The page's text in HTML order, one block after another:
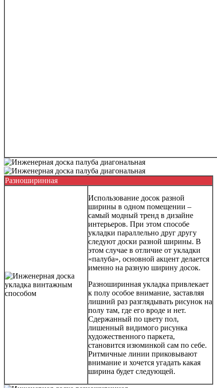
Разноширинная
Использование досок разной
ширины в одном помещении –
самый модный тренд в дизайне
интерьеров. При этом способе
укладки параллельно друг другу
следуют доски разной ширины. В
этом случае в отличие от укладки
«палуба», основной акцент делается
именно на разную ширину досок.
Разноширинная укладка привлекает
к полу особое внимание, заставляя
лишний раз разглядывать рисунок на
полу там, где его вроде и нет.
Сдержанный по цвету пол,
лишенный видимого рисунка
художественного паркета,
становится изюминкой сам по себе.
Ритмичные линии приковывают
внимание и хочется угадать какая
ширина будет следующей.